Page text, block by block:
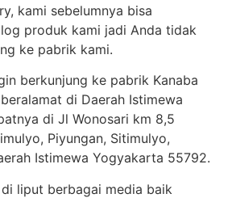
kami sebelumnya bisa
produk kami jadi Anda tidak
ke pabrik kami.
berkunjung ke pabrik Kanaba
di Daerah Istimewa
di Jl Wonosari km 8,5
Piyungan, Sitimulyo,
Istimewa Yogyakarta 55792.
liput berbagai media baik